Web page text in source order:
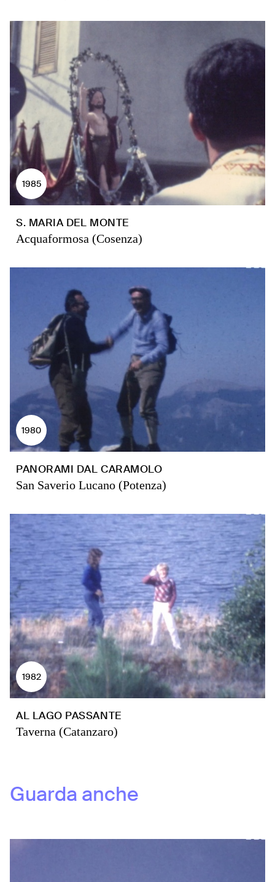
1985
S. MARIA DEL MONTE
Acquaformosa (Cosenza)
1980
PANORAMI DAL CARAMOLO
San Saverio Lucano (Potenza)
1982
AL LAGO PASSANTE
Taverna (Catanzaro)
Guarda anche